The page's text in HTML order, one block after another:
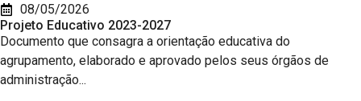
08/05/2026
Projeto Educativo 2023-2027
Documento que consagra a orientação educativa do
agrupamento, elaborado e aprovado pelos seus órgãos de
administração...